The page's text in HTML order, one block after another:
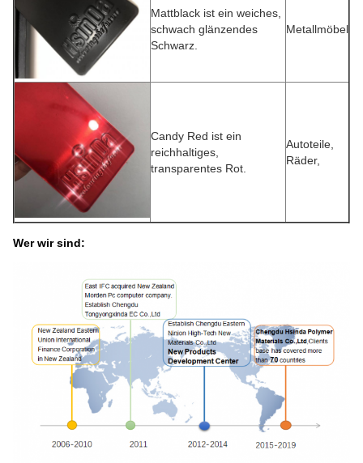
Mattblack ist ein weiches,
schwach glänzendes
Schwarz.
Metallmöbel
Candy Red ist ein
reichhaltiges,
transparentes Rot.
Autoteile,
Räder,
Wer wir sind: